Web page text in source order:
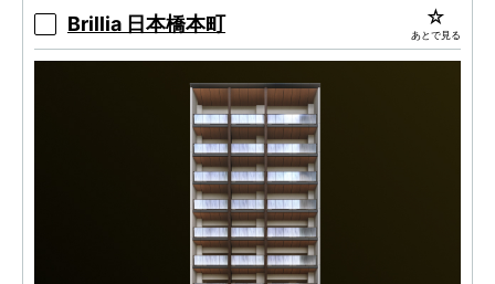
Brillia 日本橋本町 あとで見る